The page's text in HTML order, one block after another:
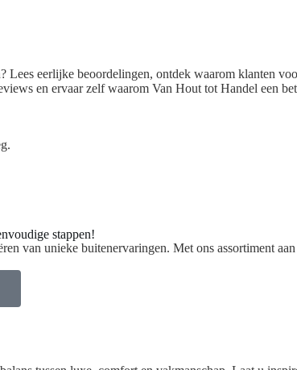
Lees eerlijke beoordelingen, ontdek waarom klanten
en ervaar zelf waarom Van Hout tot Handel een
stappen!
van unieke buitenervaringen. Met ons assortiment